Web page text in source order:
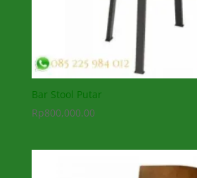
Bar Stool Putar
Rp800,000.00